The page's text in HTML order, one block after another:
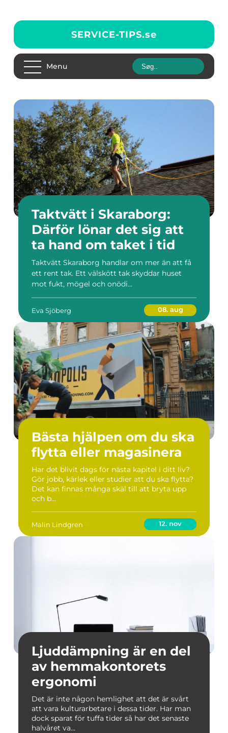
SERVICE-TIPS.se
Menu
Taktvätt i Skaraborg:
Därför lönar det sig att
ta hand om taket i tid
Taktvätt Skaraborg handlar om mer än att få
ett rent tak. Ett välskött tak skyddar huset
mot fukt, mögel och onödi...
Eva Sjöberg 08. aug
Bästa hjälpen om du ska
flytta eller magasinera
Har det blivit dags för nästa kapitel i ditt liv?
Gör jobb, kärlek eller studier att du ska flytta?
Det kan finnas många skäl till att bryta upp
och b...
Malin Lindgren 12. nov
Ljuddämpning är en del
av hemmakontorets
ergonomi
Det är inte någon hemlighet att det är svårt
att vara kulturarbetare i dessa tider. Har man
dock sparat för tuffa tider så har det senaste
halvåret va...